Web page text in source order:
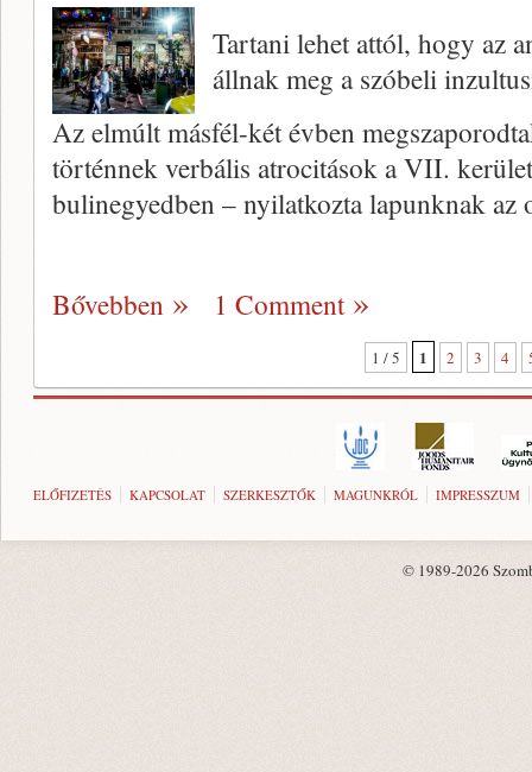
Tartani lehet attól, hogy az
állnak meg a szóbeli
Az elmúlt másfél-két évben
történnek verbális atrocitások a VII.
bulinegyedben – nyilatkozta lapunknak
Bővebben 1 Comment
1 / 5 1 2 3 4
ELŐFIZETÉS KAPCSOLAT SZERKESZTŐK MAGUNKRÓL IMPRESSZUM
© 1989-2026